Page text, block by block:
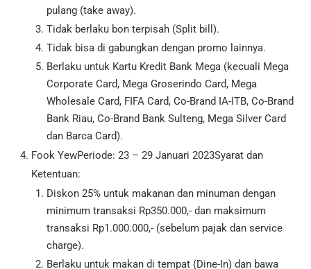
pulang (take away).
Tidak berlaku bon terpisah (Split bill).
Tidak bisa di gabungkan dengan promo lainnya.
Berlaku untuk Kartu Kredit Bank Mega (kecuali Mega
Corporate Card, Mega Groserindo Card, Mega
Wholesale Card, FIFA Card, Co-Brand IA-ITB, Co-Brand
Bank Riau, Co-Brand Bank Sulteng, Mega Silver Card
dan Barca Card).
Fook YewPeriode: 23 – 29 Januari 2023Syarat dan
Ketentuan:
Diskon 25% untuk makanan dan minuman dengan
minimum transaksi Rp350.000,- dan maksimum
transaksi Rp1.000.000,- (sebelum pajak dan service
charge).
Berlaku untuk makan di tempat (Dine-In) dan bawa